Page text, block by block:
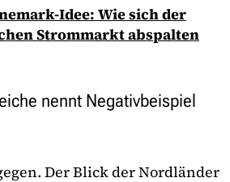
Idee: Wie sich der
Strommarkt abspalten
nennt Negativbeispiel
Der Blick der Nordländer